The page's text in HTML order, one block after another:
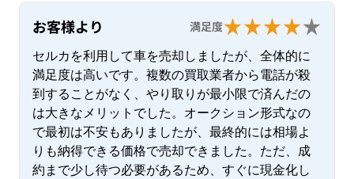
お客様より 満足度
セルカを利用して車を売却しましたが、全体的に
満足度は高いです。複数の買取業者から電話が殺
到することがなく、やり取りが最小限で済んだの
は大きなメリットでした。オークション形式なの
で最初は不安もありましたが、最終的には相場よ
りも納得できる価格で売却できました。ただ、成
約まで少し待つ必要があるため、すぐに現金化し